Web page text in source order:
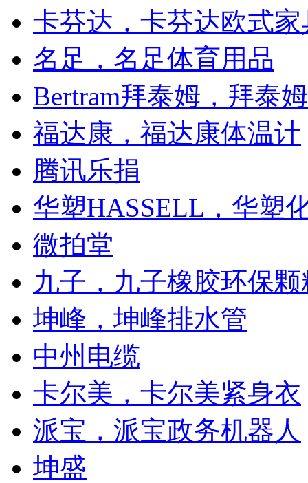
卡芬达，卡芬达欧式家
名足，名足体育用品
Bertram拜泰姆，拜泰
福达康，福达康体温计
腾讯乐捐
华塑HASSELL，华塑
微拍堂
九子，九子橡胶环保颗
坤峰，坤峰排水管
中州电缆
卡尔美，卡尔美紧身衣
派宝，派宝政务机器人
坤盛